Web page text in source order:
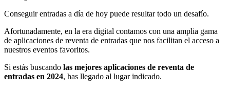
Conseguir entradas a día de hoy puede resultar todo un desafío.
Afortunadamente, en la era digital contamos con una amplia gama
de aplicaciones de reventa de entradas que nos facilitan el acceso a
nuestros eventos favoritos.
Si estás buscando las mejores aplicaciones de reventa de
entradas en 2024, has llegado al lugar indicado.